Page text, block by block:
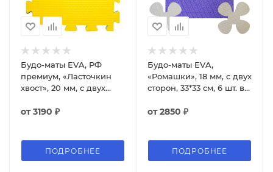
Будо-маты EVA, РФ
премиум, «Ласточкин
хвост», 20 мм, с двух
от3190 ₽
ПОДРОБНЕЕ
Будо-маты EVA,
«Ромашки», 18 мм, с двух
сторон, 33*33 см, 6 шт. в
от2850 ₽
ПОДРОБНЕЕ